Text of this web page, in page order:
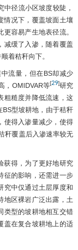
中径流小区坡度较陡，
情况下，覆盖坡面土壤
容易产生地表径流。
减缓了入渗，随着覆盖
着秸秆向下。
流量，但在BS却减少
，OMIDVAR等[29]研究
粗糙度并降低流速，这
型坡耕地，由于秸秆
使得入渗量减少，使得
秆覆盖后入渗速率较无
获得，为了更好地研究
征的影响，还需进一步
究中仅通过土层厚度和
地区裸岩广泛出露，土
类型的坡耕地相互交错
盖在复合坡耕地上的适